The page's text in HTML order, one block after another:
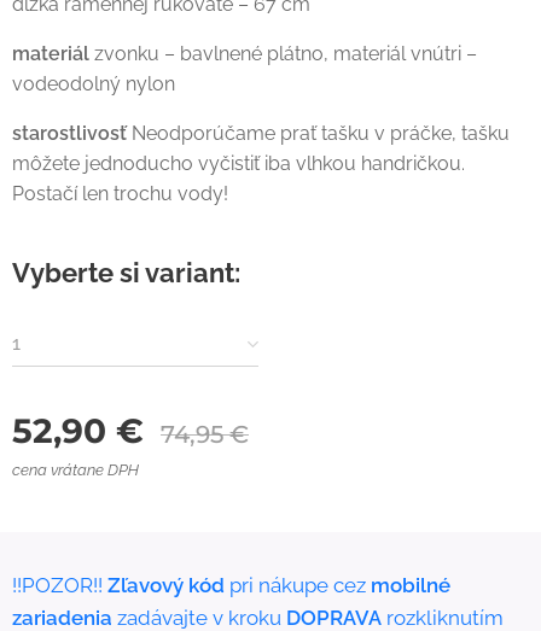
materiál zvonku – bavlnené plátno, materiál vnútri –
vodeodolný nylon
starostlivosť Neodporúčame prať tašku v práčke, tašku
môžete jednoducho vyčistiť iba vlhkou handričkou.
Postačí len trochu vody!
Vyberte si variant:
1
52,90 € 74,95€
cena vrátane DPH
!!POZOR!! Zľavový kód pri nákupe cez mobilné
zariadenia zadávajte v kroku DOPRAVA rozkliknutím